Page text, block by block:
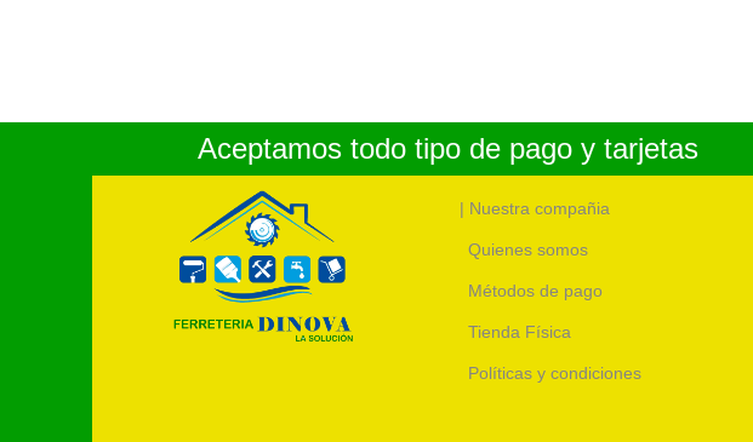
Aceptamos todo tipo de pago y tarjetas
| Nuestra compañia
Quienes somos
Métodos de pago
Tienda Física
Políticas y condiciones